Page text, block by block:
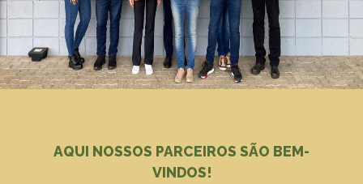
AQUI NOSSOS PARCEIROS SÃO BEM-
VINDOS!